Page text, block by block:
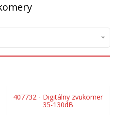
407732 - Digitálny zvukomer
35-130dB